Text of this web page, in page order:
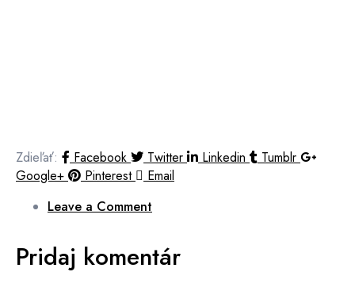
Zdieľať: Facebook Twitter Linkedin
Tumblr
Google+
Pinterest
Email
Leave a Comment
Pridaj komentár